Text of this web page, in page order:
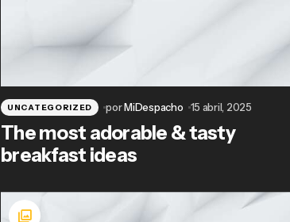
UNCATEGORIZED porMiDespacho 15 abril, 2025
The most adorable & tasty
breakfast ideas